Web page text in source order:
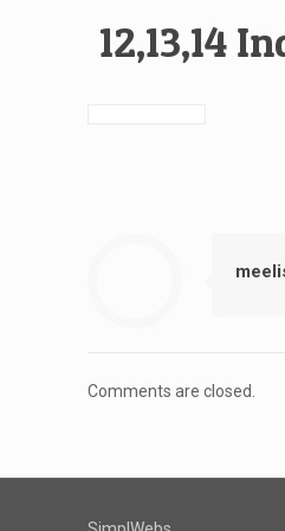
12,13,14
Comments are closed.